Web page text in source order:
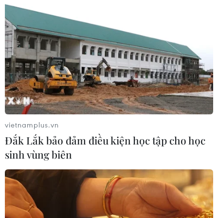
Sri Lanka triển khai quân đội sau làn
sóng vượt ngục bất thành
07/08/2026 10:35
Thụy Sĩ khó đạt mục tiêu giảm phát
thải khí nhà kính vào năm 2030
07/08/2026 09:42
Bão Dolphin càn quét các đảo miền
Nam Nhật Bản, sân bay Okinawa
phải đóng cửa
07/08/2026 09:10
vietnamplus.vn
Đắk Lắk bảo đảm điều kiện học tập cho học
sinh vùng biên